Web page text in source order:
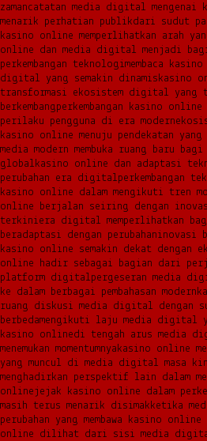
zamancatatan media digital mengenai
menarik perhatian publikdari sudut
kasino online memperlihatkan arah
online dan media digital menjadi
perkembangan teknologimembaca
digital yang semakin dinamis kasino
transformasi ekosistem digital yang
berkembangperkembangan kasino online
perilaku pengguna di era modern
kasino online menuju pendekatan
media modern membuka ruang baru
global kasino online dan adaptasi
perubahan era digitalperkembangan
kasino online dalam mengikuti tren
online berjalan seiring dengan
terkiniera digital memperlihatkan
beradaptasi dengan perubahaninovasi
kasino online semakin dekat dengan
online hadir sebagai bagian dari
platform digitalpergeseran media
ke dalam berbagai pembahasan modern
ruang diskusi media digital dengan
berbedamengikuti laju media digital
kasino onlinedi tengah arus media
menemukan momentumnya kasino online
yang muncul di media digital masa
menghadirkan perspektif lain dalam
onlinejejak kasino online dalam
masih terus menarik disimak ketika
perubahan yang membawa kasino
online dilihat dari sisi media digital